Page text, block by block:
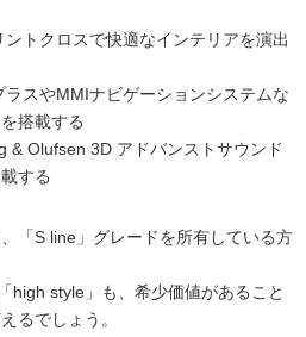
ントクロスで快適なインテリアを演出
ラスやMMIナビゲーションシステムな
搭載する
& Olufsen 3D アドバンストサウンド
する
「S line」グレードを所有している方
high style」も、希少価値があること
るでしょう。